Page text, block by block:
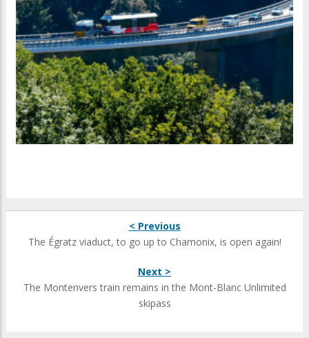
< Previous
The Égratz viaduct, to go up to Chamonix, is open again!
Next >
The Montenvers train remains in the Mont-Blanc Unlimited
skipass